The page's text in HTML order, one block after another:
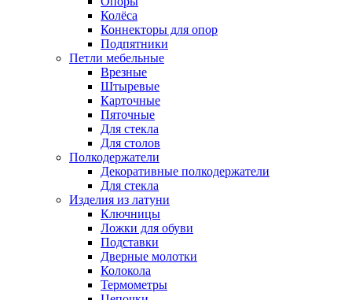
Колёса
Коннекторы для опор
Подпятники
Петли мебельные
Врезные
Штыревые
Карточные
Пяточные
Для стекла
Для столов
Полкодержатели
Декоративные полкодержатели
Для стекла
Изделия из латуни
Ключницы
Ложки для обуви
Подставки
Дверные молотки
Колокола
Термометры